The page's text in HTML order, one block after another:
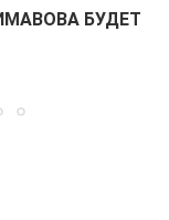
БУДЕТ